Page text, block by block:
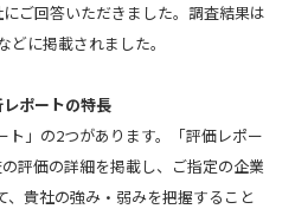
ご回答いただきました。調査結果は
どに掲載されました。
ポートの特長
ト」の2つがあります。「評価レポー
評価の詳細を掲載し、ご指定の企業
貴社の強み・弱みを把握すること